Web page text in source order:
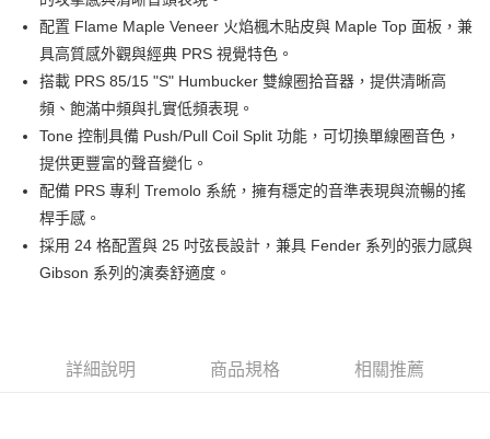
元大商業銀行
永豐商業銀行
玉山商業銀行
星展（台灣）商業銀行
台灣樂天信用卡公司
匯豐（台灣）商業銀行
聯邦商業銀行
遠東國際商業銀行
元大商業銀行
永豐商業銀行
玉山商業銀行
星展（台灣）商業銀行
台新國際商業銀行
悠遊付
全盈+PAY
大哥付你分期
相關說明
【大哥付你分期使用說明】
1.本服務由台灣大哥大提供，台灣大哥大用戶可立即使用無須另外申請。
2.付款方式選擇「大哥付你分期」，訂單成立後會自動跳轉到大哥付的交易
流程，驗證手機門號後，選擇欲分期的期數、繳款截止日，確認付款後即完
3.實際核准額度、可分期數及費用金額請依後續交易確認頁面所載為準。
4.訂單成立30分鐘內，如未前往確認交易或遇審核未通過，訂單將自動取
醒簡訊。
ATM付款
運送方式
配置 Flame Maple Veneer 火焰楓木貼皮與 Maple Top 面板，兼
具高質感外觀與經典 PRS 視覺特色。
搭載 PRS 85/15 "S" Humbucker 雙線圈拾音器，提供清晰高
頻、飽滿中頻與扎實低頻表現。
Tone 控制具備 Push/Pull Coil Split 功能，可切換單線圈音色，
提供更豐富的聲音變化。
配備 PRS 專利 Tremolo 系統，擁有穩定的音準表現與流暢的搖
桿手感。
採用 24 格配置與 25 吋弦長設計，兼具 Fender 系列的張力感與
Gibson 系列的演奏舒適度。
詳細說明 商品規格 相關推薦